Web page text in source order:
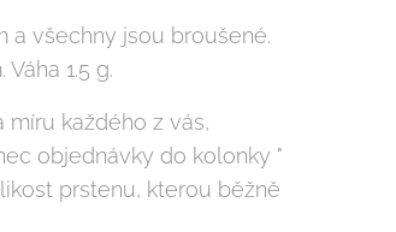
a všechny jsou broušené.
1.5 g.
každého z vás,
objednávky do kolonky "
prstenu, kterou běžně